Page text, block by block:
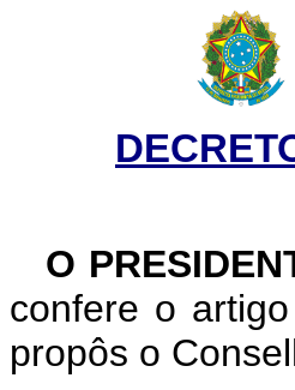
O
confere o
propôs o